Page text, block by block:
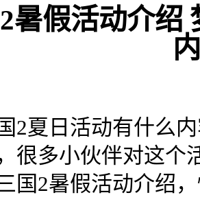
暑假活动介绍
日活动有什么内
很多小伙伴对这个
国2暑假活动介绍